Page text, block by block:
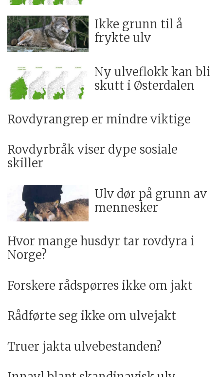
Ikke grunn til å
frykte ulv
Ny ulveflokk kan bli
skutt i Østerdalen
Rovdyrangrep er mindre viktige
Rovdyrbråk viser dype sosiale
skiller
Ulv dør på grunn av
mennesker
Hvor mange husdyr tar rovdyra i
Norge?
Forskere rådspørres ikke om jakt
Rådførte seg ikke om ulvejakt
Truer jakta ulvebestanden?